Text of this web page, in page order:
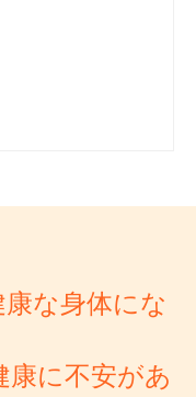
な身体にな
康に不安があ